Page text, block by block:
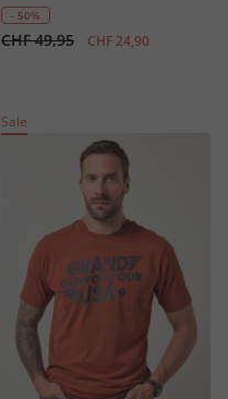
- 50%
CHF 49,95 CHF 24,90
Sale